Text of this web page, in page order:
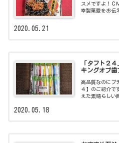
スメですよ！Ｃ
幸製菓愛をお伝
2020.05.21
「タフト２
キングオブ歯
高品質なのにプ
４】のご紹介で
えた素晴らしい
2020.05.18